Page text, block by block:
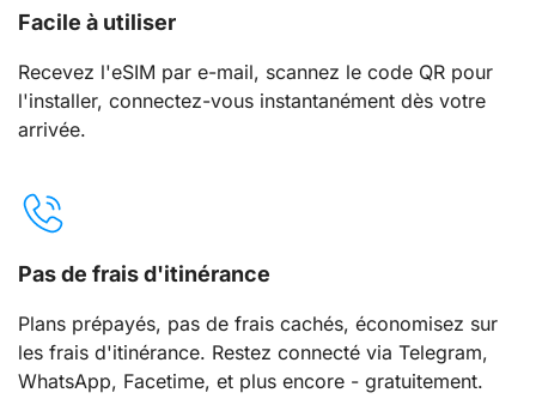
Facile à utiliser
Recevez l'eSIM par e-mail, scannez le code QR pour
l'installer, connectez-vous instantanément dès votre
arrivée.
Pas de frais d'itinérance
Plans prépayés, pas de frais cachés, économisez sur
les frais d'itinérance. Restez connecté via Telegram,
WhatsApp, Facetime, et plus encore - gratuitement.